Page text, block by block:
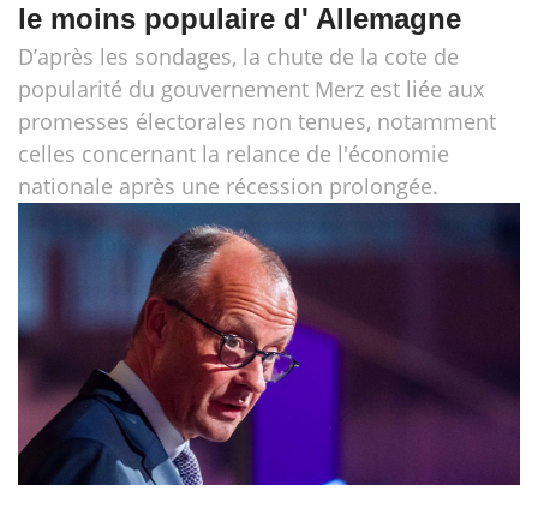
le moins populaire d' Allemagne
D’après les sondages, la chute de la cote de
popularité du gouvernement Merz est liée aux
promesses électorales non tenues, notamment
celles concernant la relance de l'économie
nationale après une récession prolongée.